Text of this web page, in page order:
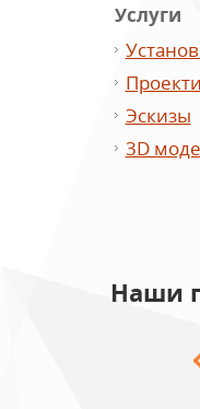
Услуги
Эскизы
3D
Наши